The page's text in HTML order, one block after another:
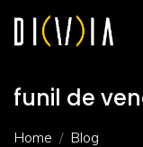
funil de
Home Blog